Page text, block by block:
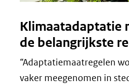
Klimaatadaptatie
de belangrijkste
“Adaptatiemaatregelen
vaker meegenomen in